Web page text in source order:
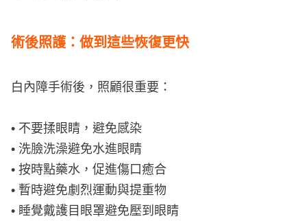
術後照護：做到這些恢復更快
白內障手術後，照顧很重要：
• 不要揉眼睛，避免感染
• 洗臉洗澡避免水進眼睛
• 按時點藥水，促進傷口癒合
• 暫時避免劇烈運動與提重物
• 睡覺戴護目眼罩避免壓到眼睛